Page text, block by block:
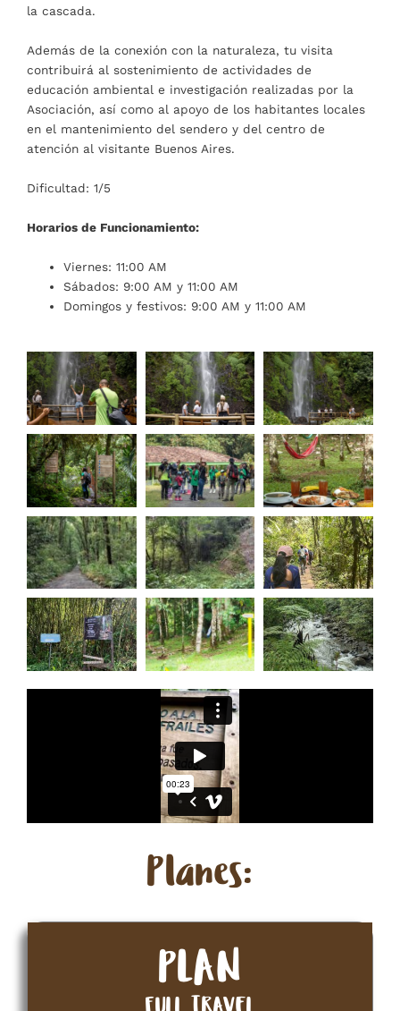
la cascada.
Además de la conexión con la naturaleza, tu visita
contribuirá al sostenimiento de actividades de
educación ambiental e investigación realizadas por la
Asociación, así como al apoyo de los habitantes locales
en el mantenimiento del sendero y del centro de
atención al visitante Buenos Aires.
Dificultad: 1/5
Horarios de Funcionamiento:
Viernes: 11:00 AM
Sábados: 9:00 AM y 11:00 AM
Domingos y festivos: 9:00 AM y 11:00 AM
Planes:
PLAN